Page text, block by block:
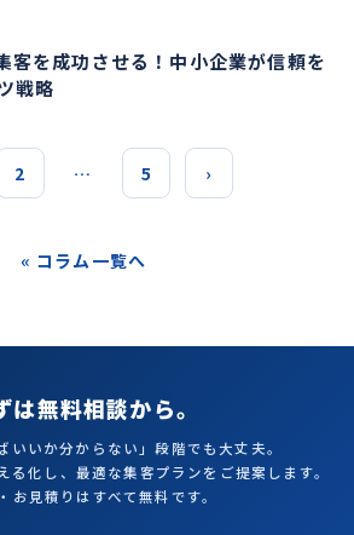
客を成功させる！中小企業が信頼を
戦略
2 … 5 ›
« コラム一覧へ
は無料相談から。
いいか分からない」段階でも大丈夫。
る化し、最適な集客プランをご提案します。
お見積りはすべて無料です。